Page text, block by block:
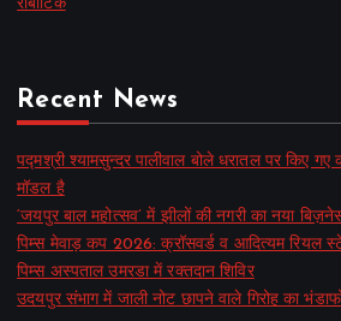
रोबोटिक
Recent News
पद्मश्री श्यामसुन्दर पालीवाल बोले धरातल पर किए गए
मॉडल है
‘जयपुर बाल महोत्सव’ में झीलों की नगरी का नया
पिम्स मेवाड़ कप 2026: क्रॉसवर्ड व आदित्यम रियल
पिम्स अस्पताल उमरडा में रक्तदान शिविर
उदयपुर संभाग में जाली नोट छापने वाले गिरोह का